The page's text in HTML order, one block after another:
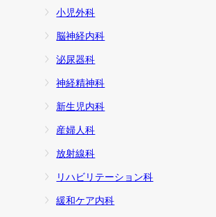
小児外科
脳神経内科
泌尿器科
神経精神科
新生児内科
産婦人科
放射線科
リハビリテーション科
緩和ケア内科